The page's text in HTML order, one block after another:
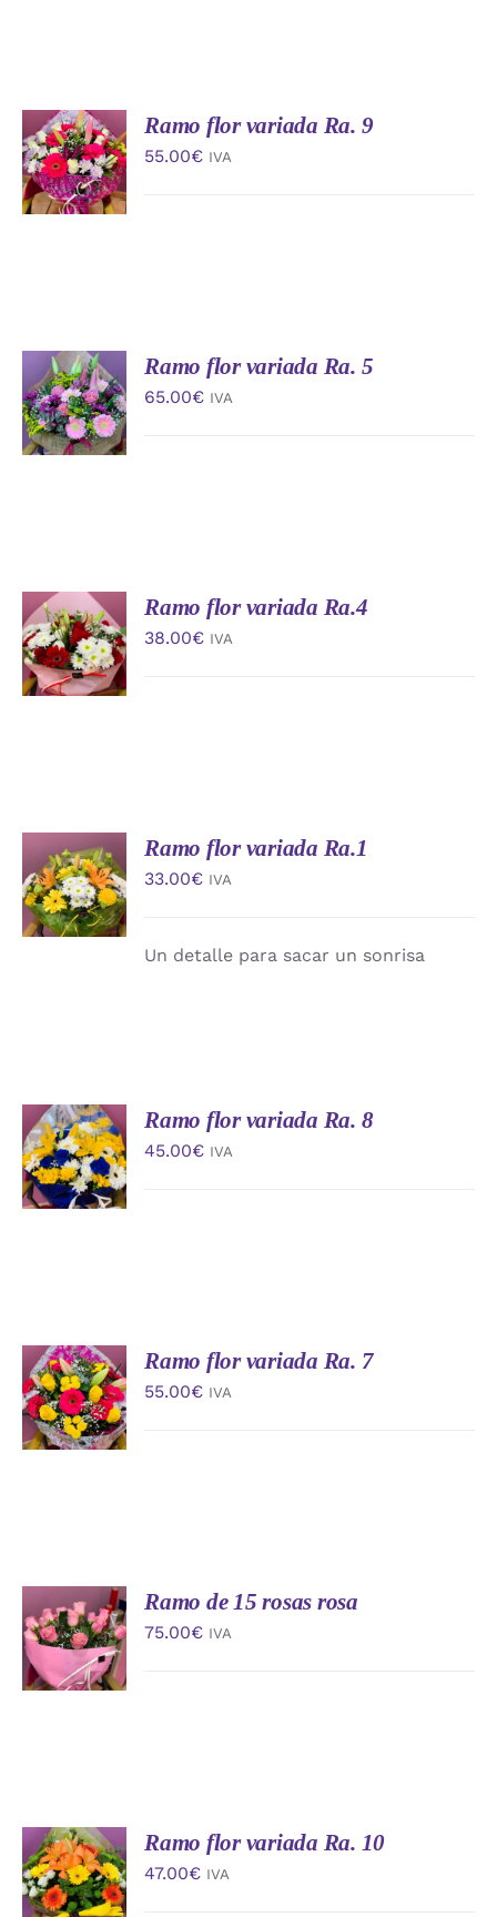
AÑADIR
AL
CARRITO
/
DETALLES
Ramo flor variada Ra. 9
55.00€ IVA
AÑADIR
AL
CARRITO
/
DETALLES
Ramo flor variada Ra. 5
65.00€ IVA
AÑADIR
AL
CARRITO
/
DETALLES
Ramo flor variada Ra.4
38.00€ IVA
AÑADIR
AL
CARRITO
/
DETALLES
Ramo flor variada Ra.1
33.00€ IVA
Un detalle para sacar un sonrisa
AÑADIR
AL
CARRITO
/
DETALLES
Ramo flor variada Ra. 8
45.00€ IVA
AÑADIR
AL
CARRITO
/
DETALLES
Ramo flor variada Ra. 7
55.00€ IVA
AÑADIR
AL
CARRITO
DETALLES
Ramo de 15 rosas rosa
75.00€ IVA
AÑADIR
AL
CARRITO
/
Ramo flor variada Ra. 10
47.00€ IVA